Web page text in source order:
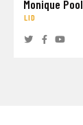
Monique Pool
LID